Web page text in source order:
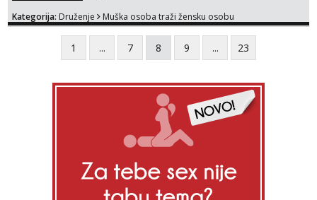
Kategorija: Druženje Muška osoba traži žensku osobu
1 ... 7 8 9 ... 23